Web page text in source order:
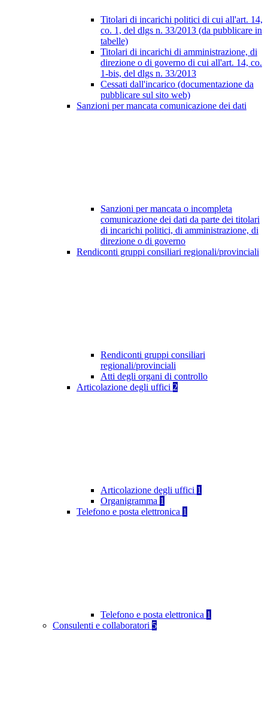
Titolari di incarichi politici di cui all'art. 14,
co. 1, del dlgs n. 33/2013 (da pubblicare in
tabelle)
Titolari di incarichi di amministrazione, di
direzione o di governo di cui all'art. 14, co.
1-bis, del dlgs n. 33/2013
Cessati dall'incarico (documentazione da
pubblicare sul sito web)
Sanzioni per mancata comunicazione dei dati
Sanzioni per mancata o incompleta
comunicazione dei dati da parte dei titolari
di incarichi politici, di amministrazione, di
direzione o di governo
Rendiconti gruppi consiliari regionali/provinciali
Rendiconti gruppi consiliari
regionali/provinciali
Atti degli organi di controllo
Articolazione degli uffici 2
Articolazione degli uffici 1
Organigramma 1
Telefono e posta elettronica 1
Telefono e posta elettronica 1
Consulenti e collaboratori 5